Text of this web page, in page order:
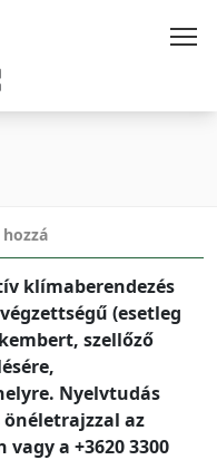
klímaberendezés
(esetleg
szellőző
Nyelvtudás
az
a +3620 3300